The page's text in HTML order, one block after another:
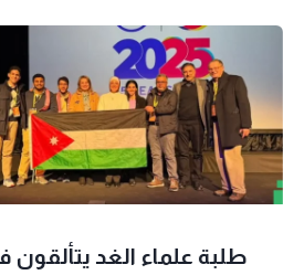
طلبة علماء الغد يتألقون